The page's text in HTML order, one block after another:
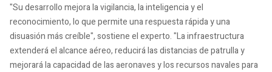
"Su desarrollo mejora la vigilancia, la inteligencia y el
reconocimiento, lo que permite una respuesta rápida y una
disuasión más creíble", sostiene el experto. "La infraestructura
extenderá el alcance aéreo, reducirá las distancias de patrulla y
mejorará la capacidad de las aeronaves y los recursos navales para